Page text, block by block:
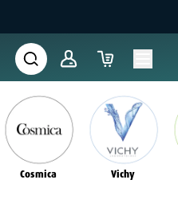
Cosmica Vichy